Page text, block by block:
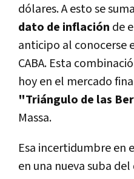
dólares. A esto se
dato de inflación de
anticipo al conocerse
CABA. Esta
hoy en el mercado
"Triángulo de las
Massa.
Esa incertidumbre en
en una nueva suba del